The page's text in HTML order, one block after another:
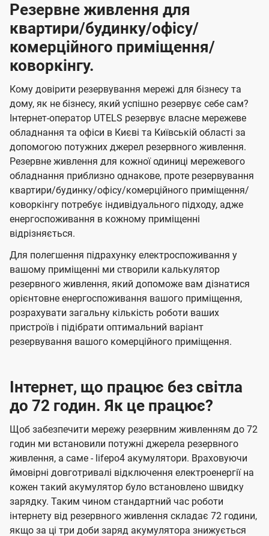
Резервне живлення для
квартири/будинку/офісу/
комерційного приміщення/
коворкінгу.
Кому довірити резервування мережі для бізнесу та
дому, як не бізнесу, який успішно резервує себе сам?
Інтернет-оператор UTELS резервує власне мережеве
обладнання та офіси в Києві та Київській області за
допомогою потужних джерел резервного живлення.
Резервне живлення для кожної одиниці мережевого
обладнання приблизно однакове, проте резервування
квартири/будинку/офісу/комерційного приміщення/
коворкінгу потребує індивідуального підходу, адже
енергоспоживання в кожному приміщенні
відрізняється.
Для полегшення підрахунку електроспоживання у
вашому приміщенні ми створили калькулятор
резервного живлення, який допоможе вам дізнатися
орієнтовне енергоспоживання вашого приміщення,
розрахувати загальну кількість роботи ваших
пристроїв і підібрати оптимальний варіант
резервування вашого комерційного приміщення.
Інтернет, що працює без світла
до 72 годин. Як це працює?
Щоб забезпечити мережу резервним живленням до 72
годин ми встановили потужні джерела резервного
живлення, а саме - lifepo4 акумулятори. Враховуючи
ймовірні довготривалі відключення електроенергії на
кожен такий акумулятор було встановлено швидку
зарядку. Таким чином стандартний час роботи
інтернету від резервного живлення складає 72 години,
якщо за ці три доби заряд акумулятора знижується